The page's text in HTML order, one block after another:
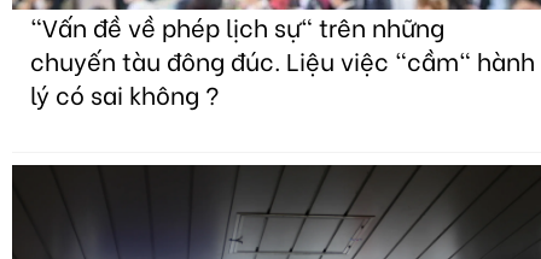
"Vấn đề về phép lịch sự" trên những
chuyến tàu đông đúc. Liệu việc "cầm" hành
lý có sai không ?